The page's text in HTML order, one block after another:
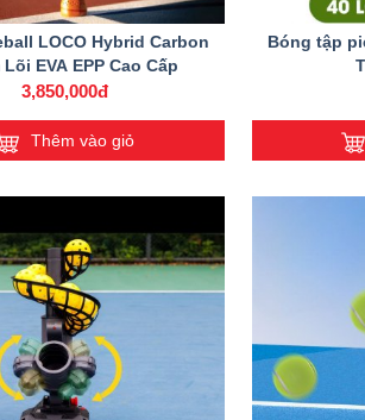
LOCO Hybrid Carbon
Lõi EVA EPP Cao Cấp
3,850,000đ
Thêm vào giỏ
Bóng tập